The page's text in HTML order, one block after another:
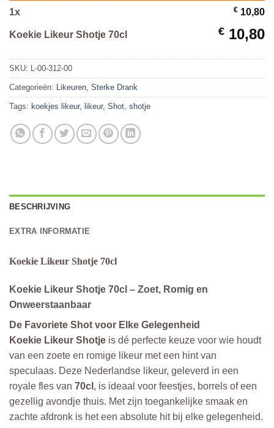
1x € 10,80
Koekie Likeur Shotje 70cl € 10,80
SKU: L-00-312-00
Categorieën: Likeuren, Sterke Drank
Tags: koekjes likeur, likeur, Shot, shotje
BESCHRIJVING
EXTRA INFORMATIE
Koekie Likeur Shotje 70cl
Koekie Likeur Shotje 70cl – Zoet, Romig en
Onweerstaanbaar
De Favoriete Shot voor Elke Gelegenheid
Koekie Likeur Shotje is dé perfecte keuze voor wie houdt
van een zoete en romige likeur met een hint van
speculaas. Deze Nederlandse likeur, geleverd in een
royale fles van 70cl , is ideaal voor feestjes, borrels of een
gezellig avondje thuis. Met zijn toegankelijke smaak en
zachte afdronk is het een absolute hit bij elke gelegenheid.